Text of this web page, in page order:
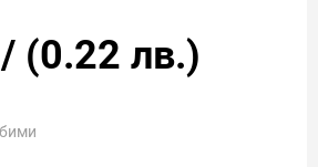
/ (0.22 лв.)